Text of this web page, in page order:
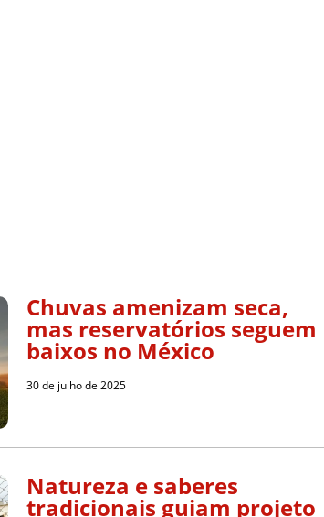
Chuvas amenizam seca,
mas reservatórios seguem
baixos no México
30 de julho de 2025
Natureza e saberes
tradicionais guiam projeto